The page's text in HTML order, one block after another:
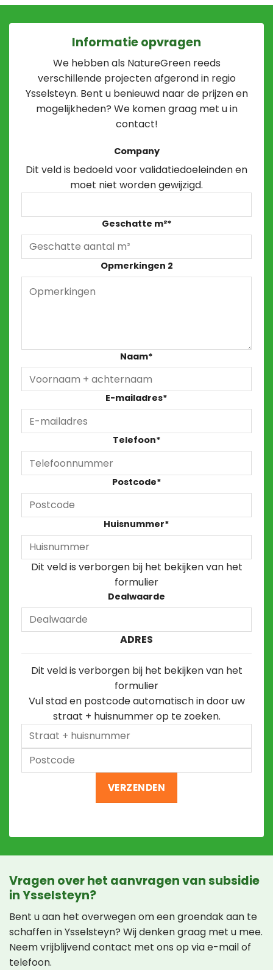
Informatie opvragen
We hebben als NatureGreen reeds
verschillende projecten afgerond in regio
Ysselsteyn. Bent u benieuwd naar de prijzen en
mogelijkheden? We komen graag met u in
contact!
Company
Dit veld is bedoeld voor validatiedoeleinden en
moet niet worden gewijzigd.
Geschatte m²*
Opmerkingen 2
Naam*
E-mailadres*
Telefoon*
Postcode*
Huisnummer*
Dit veld is verborgen bij het bekijken van het
formulier
Dealwaarde
Dit veld is verborgen bij het bekijken van het
formulier
ADRES
Vul stad en postcode automatisch in door uw
straat + huisnummer op te zoeken.
Straat
Vragen over het aanvragen van subsidie
in Ysselsteyn?
Bent u aan het overwegen om een groendak aan te
schaffen in Ysselsteyn? Wij denken graag met u mee.
Neem vrijblijvend contact met ons op via e-mail of
telefoon.